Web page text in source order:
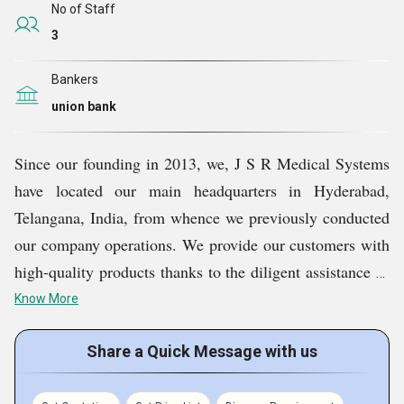
బహిరంగ మరియు నిజాయితీ లావాదేవీ
సత్వర డెలివరీ
సకాలంలో డెలివరీ
మా ఇన్ఫ్రాస్ట్ర
క్చర్
సాంకేతికంగా సమర్థవంతమైన మౌలిక సదుపాయాలతో,
మేము ఈ రంగంలో ప్రముఖ తయారీదారుగా మా స్థానాన్ని
కొనసాగించాము. మా మొత్తం మౌలిక సదుపాయాల సౌకర్యం
యంత్రాలు, సాధనాలు మరియు పరికరాలతో సహా
అవసరమైన అన్ని ఉపకరణాలతో అమర్చబడి ఉంది. ఉత్పత్తి
కార్యకలాపాలలో అవరోధం ఏర్పడే అవకాశాన్ని తగ్గించడానికి,
మా నిపుణులు ఆవర్తన అప్గ్రేడేషన్ మరియు నిర్వహణను
No of Staff
3
Bankers
union bank
Since our founding in 2013, we, J S R Medical Systems
have located our main headquarters in Hyderabad,
Telangana, India, from whence we previously conducted
our company operations. We provide our customers with
high-quality products thanks to the diligent assistance of
our skilled staff and state-of-the-art facilities. We
manufacture, supply, and trade items like Handheld
Pulse Oximeter, Bubble CPAP With Compressor,
Surgical Diathermy Machine, C Arm Compatible Fully
Know More
Share a Quick Message with us